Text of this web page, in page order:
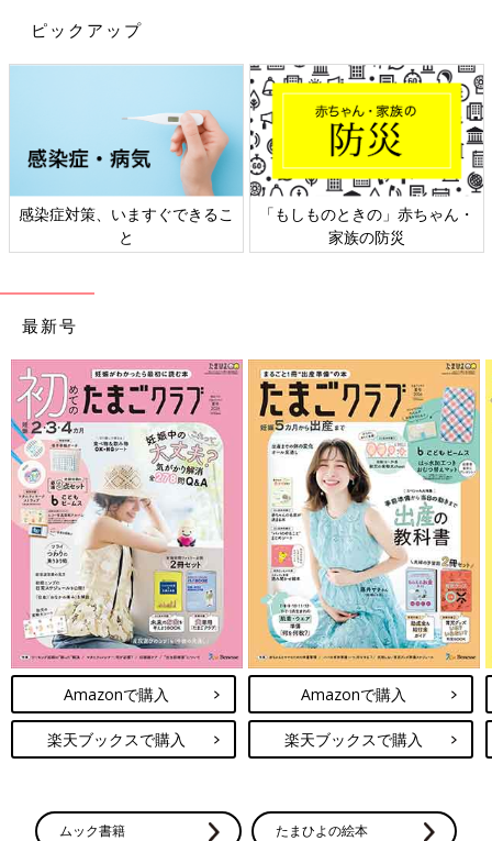
ピックアップ
感染症対策、いますぐできるこ
と
「もしものときの」赤ちゃん・
家族の防災
最新号
Amazonで購入
楽天ブックスで購入
Amazonで購入
楽天ブックスで購入
ムック書籍 たまひよの絵本